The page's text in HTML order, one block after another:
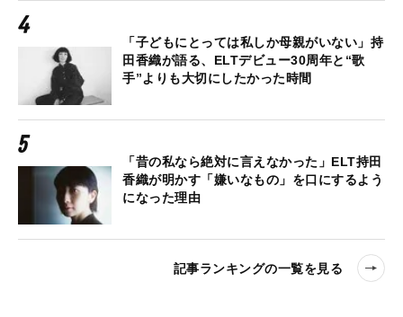
「子どもにとっては私しか母親がいない」持
田香織が語る、ELTデビュー30周年と“歌
手”よりも大切にしたかった時間
「昔の私なら絶対に言えなかった」ELT持田
香織が明かす「嫌いなもの」を口にするよう
になった理由
記事ランキングの一覧を見る